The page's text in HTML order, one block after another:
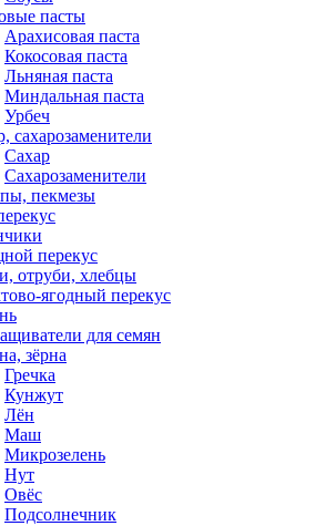
пасты
Арахисовая паста
Кокосовая паста
Льняная паста
Миндальная паста
Урбеч
сахарозаменители
Сахар
Сахарозаменители
пекмезы
перекус
отруби, хлебцы
ягодный перекус
для семян
зёрна
Гречка
Кунжут
Лён
Маш
Микрозелень
Нут
Овёс
Подсолнечник